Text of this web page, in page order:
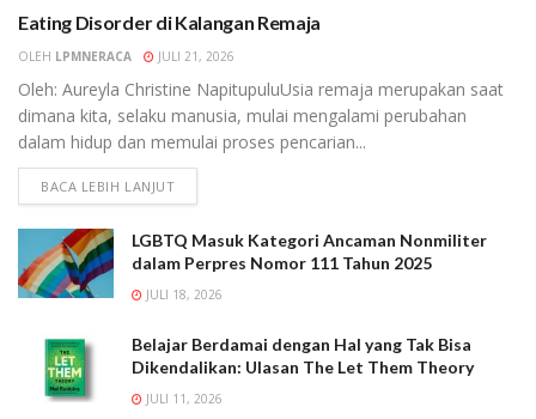
Eating Disorder di Kalangan Remaja
OLEH LPMNERACA JULI 21, 2026
Oleh: Aureyla Christine NapitupuluUsia remaja merupakan saat
dimana kita, selaku manusia, mulai mengalami perubahan
dalam hidup dan memulai proses pencarian...
BACA LEBIH LANJUT
LGBTQ Masuk Kategori Ancaman Nonmiliter
dalam Perpres Nomor 111 Tahun 2025
JULI 18, 2026
Belajar Berdamai dengan Hal yang Tak Bisa
Dikendalikan: Ulasan The Let Them Theory
JULI 11, 2026